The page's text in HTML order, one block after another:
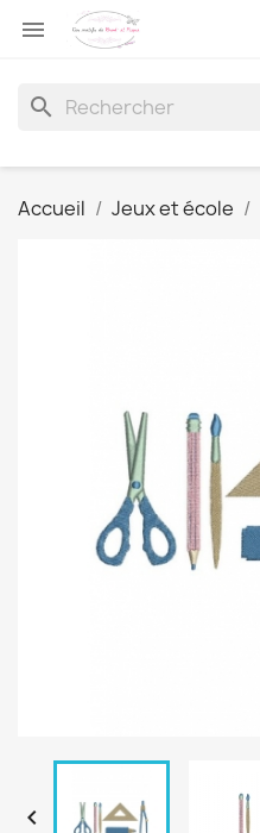

search
Accueil Jeux et école
